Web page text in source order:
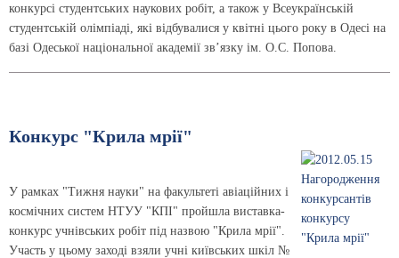
конкурсі студентських наукових робіт, а також у Всеукраїнській
студентській олімпіаді, які відбувалися у квітні цього року в Одесі на
базі Одеської національної академії зв’язку ім. О.С. Попова.
Конкурс "Крила мрії"
У рамках "Тижня науки" на факультеті авіаційних і
космічних систем НТУУ "КПІ" пройшла виставка-
конкурс учнівських робіт під назвою "Крила мрії".
Участь у цьому заході взяли учні київських шкіл №